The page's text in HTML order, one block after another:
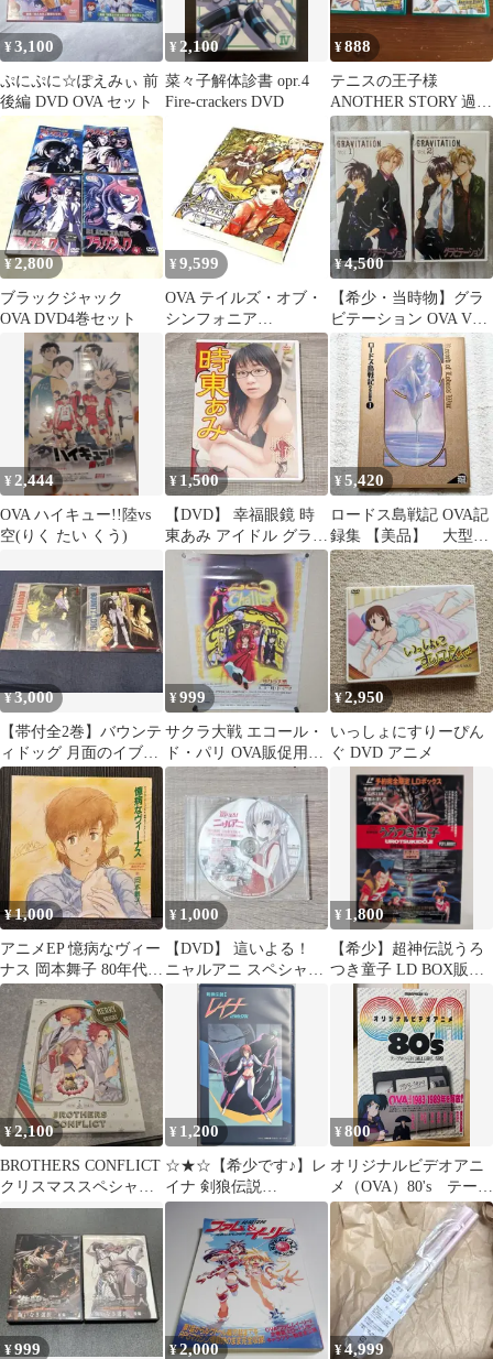
¥3,100
ぷにぷに☆ぽえみぃ 前
後編 DVD OVA セット
¥ 2,100
菜々子解体診書 opr.4
Fire-crackers DVD
¥888
テニスの王子様
ANOTHER STORY 過去
と未来のメッセージ
DVD 中古
¥2,800
ブラックジャック
OVA DVD4巻セット
¥ 9,599
OVA テイルズ・オブ・
シンフォニア
TRILOGY Blu-ray BOX
¥4,500
【希少・当時物】グラ
ビテーション OVA VHS
全2巻セット 特典ミニ
漫画付
¥ 2,444
OVA ハイキュー!!陸vs
空(りく たい くう)
¥ 1,500
【DVD】 幸福眼鏡 時
東あみ アイドル グラビ
ア 撮影 大人気 レア め
¥5,420
ロードス島戦記 OVA記
録集 【美品】 大型本
送料込み 結城信輝
¥3,000
【帯付全2巻】バウンテ
ィドッグ 月面のイブ
Code-I II LD アニメ
¥999
サクラ大戦 エコール・
ド・パリ OVA販促用B2
ポスター
¥2,950
いっしょにすりーぴん
ぐ DVD アニメ
¥1,000
アニメEP 憶病なヴィー
ナス 岡本舞子 80年代
OVA オリジナル版 当時
¥ 1,000
【DVD】 這いよる！
ニャルアニ スペシャル
ボックス特典 レア アニ
メ 大人気
¥ 1,800
【希少】超神伝説うろ
つき童子 LD BOX販促
チラシ B5 非売品 当時
¥2,100
BROTHERS CONFLICT
クリスマススペシャル
限定版
¥ 1,200
☆★☆【希少です♪】レ
イナ 剣狼伝説
I(VHS)☆★☆
¥800
オリジナルビデオアニ
メ（OVA）80's テープ
がヘッドに絡まる前に
¥999 ¥2,000 ¥4,999